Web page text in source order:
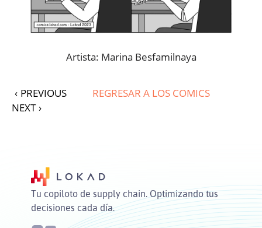
Artista: Marina Besfamilnaya
‹ PREVIOUS
REGRESAR A LOS COMICS
NEXT ›
Tu copiloto de supply chain. Optimizando tus
decisiones cada día.